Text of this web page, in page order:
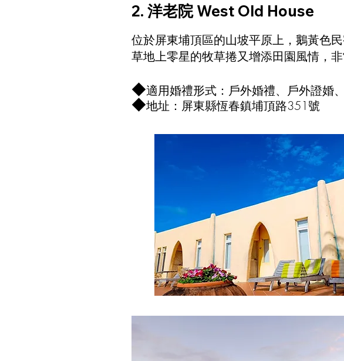
2. 洋老院 West Old House
位於屏東埔頂區的山坡平原上，鵝黃色
草地上零星的牧草捲又增添田園風情，
◆適用婚禮形式：戶外婚禮、戶外證婚
◆地址：屏東縣恆春鎮埔頂路351號